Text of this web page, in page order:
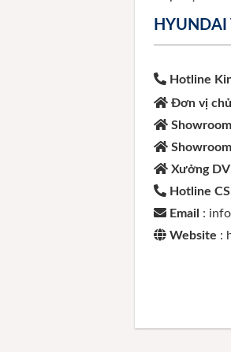
HYUNDAI
Hotline
Đơn vị
Xưởng DV
Hotline
Email :
Website :